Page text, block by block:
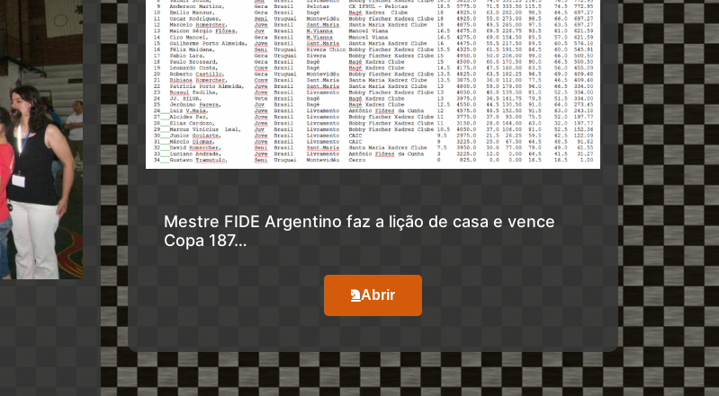
Mestre FIDE Argentino faz a lição de casa e vence
Copa 187…
Abrir